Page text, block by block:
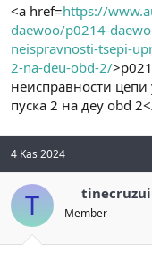
<a href=https://
daewoo/p0214-
neispravnosti-tsepi-
2-na-deu-obd-2/
неисправности
пуска 2 на деу obd
4 Kas 2024
T tinecruzui
Member